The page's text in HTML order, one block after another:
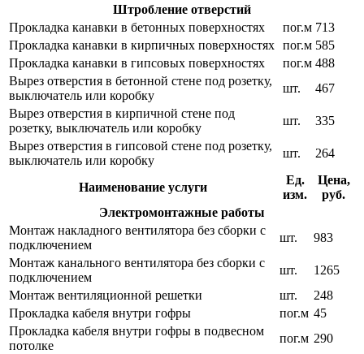
Штробление отверстий
Прокладка канавки в бетонных поверхностях
пог.м 713
Прокладка канавки в кирпичных поверхностях пог.м 585
Прокладка канавки в гипсовых поверхностях
пог.м 488
Вырез отверстия в бетонной стене под розетку,
выключатель или коробку
шт.
467
Вырез отверстия в кирпичной стене под
розетку, выключатель или коробку
шт.
335
Вырез отверстия в гипсовой стене под розетку,
выключатель или коробку
шт. 264
Наименование услуги
Ед.
изм.
Цена,
руб.
Электромонтажные работы
Монтаж накладного вентилятора без сборки с
подключением
шт.
983
Монтаж канального вентилятора без сборки с
подключением
шт.
1265
Монтаж вентиляционной решетки
шт.
248
Прокладка кабеля внутри гофры
пог.м 45
Прокладка кабеля внутри гофры в подвесном
потолке
пог.м 290